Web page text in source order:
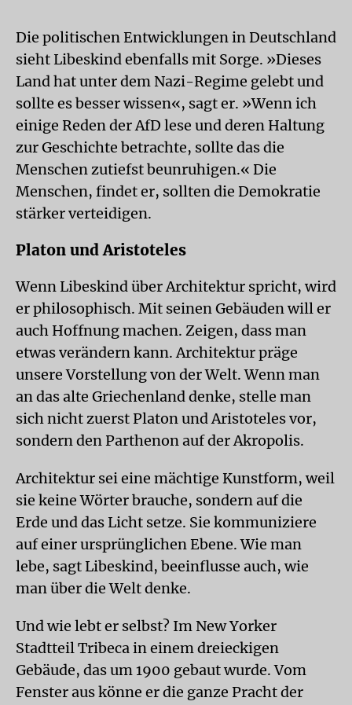
Die politischen Entwicklungen in Deutschland
sieht Libeskind ebenfalls mit Sorge. »Dieses
Land hat unter dem Nazi-Regime gelebt und
sollte es besser wissen«, sagt er. »Wenn ich
einige Reden der AfD lese und deren Haltung
zur Geschichte betrachte, sollte das die
Menschen zutiefst beunruhigen.« Die
Menschen, findet er, sollten die Demokratie
stärker verteidigen.
Platon und Aristoteles
Wenn Libeskind über Architektur spricht, wird
er philosophisch. Mit seinen Gebäuden will er
auch Hoffnung machen. Zeigen, dass man
etwas verändern kann. Architektur präge
unsere Vorstellung von der Welt. Wenn man
an das alte Griechenland denke, stelle man
sich nicht zuerst Platon und Aristoteles vor,
sondern den Parthenon auf der Akropolis.
Architektur sei eine mächtige Kunstform, weil
sie keine Wörter brauche, sondern auf die
Erde und das Licht setze. Sie kommuniziere
auf einer ursprünglichen Ebene. Wie man
lebe, sagt Libeskind, beeinflusse auch, wie
man über die Welt denke.
Und wie lebt er selbst? Im New Yorker
Stadtteil Tribeca in einem dreieckigen
Gebäude, das um 1900 gebaut wurde. Vom
Fenster aus könne er die ganze Pracht der